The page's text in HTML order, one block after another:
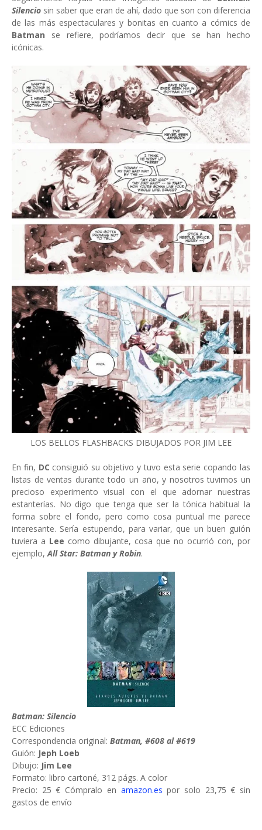
Silencio sin saber que eran de ahí, dado que son con diferencia
de las más espectaculares y bonitas en cuanto a cómics de
Batman se refiere, podríamos decir que se han hecho
icónicas.
LOS BELLOS FLASHBACKS DIBUJADOS POR JIM LEE
En fin, DC consiguió su objetivo y tuvo esta serie copando las
listas de ventas durante todo un año, y nosotros tuvimos un
precioso experimento visual con el que adornar nuestras
estanterías. No digo que tenga que ser la tónica habitual la
forma sobre el fondo, pero como cosa puntual me parece
interesante. Sería estupendo, para variar, que un buen guión
tuviera a Lee como dibujante, cosa que no ocurrió con, por
ejemplo,All Star: Batman y Robin.
Batman: Silencio
ECC Ediciones
Correspondencia original: Batman, #608 al #619
Guión: Jeph Loeb
Dibujo: Jim Lee
Formato: libro cartoné, 312 págs. A color
Precio: 25 € Cómpralo en amazon.es por solo 23,75 € sin
gastos de envío